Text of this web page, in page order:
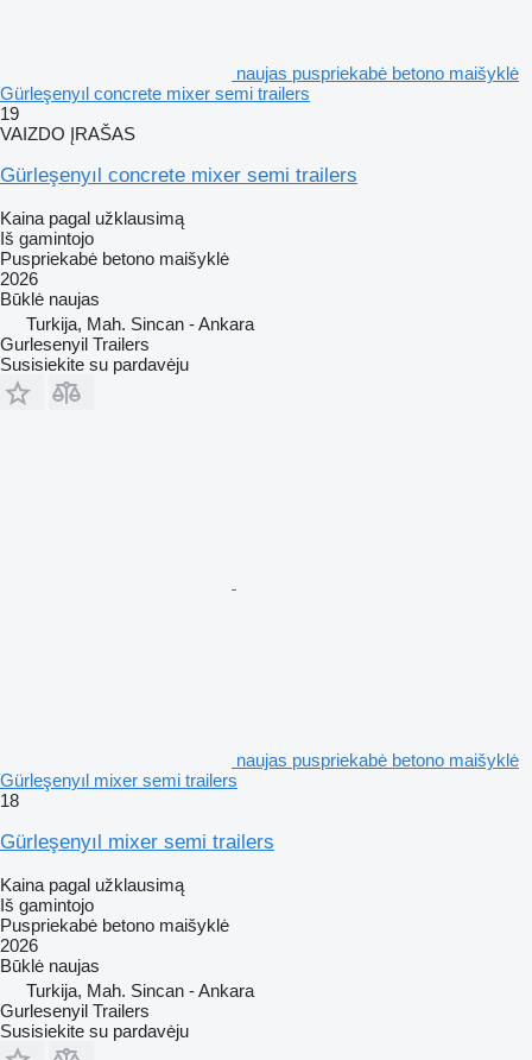
naujas puspriekabė betono maišyklė
Gürleşenyıl concrete mixer semi trailers
19
VAIZDO ĮRAŠAS
Gürleşenyıl concrete mixer semi trailers
Kaina pagal užklausimą
Iš gamintojo
Puspriekabė betono maišyklė
2026
Būklė naujas
Turkija, Mah. Sincan - Ankara
Gurlesenyil Trailers
Susisiekite su pardavėju
naujas puspriekabė betono maišyklė
Gürleşenyıl mixer semi trailers
18
Gürleşenyıl mixer semi trailers
Kaina pagal užklausimą
Iš gamintojo
Puspriekabė betono maišyklė
2026
Būklė naujas
Turkija, Mah. Sincan - Ankara
Gurlesenyil Trailers
Susisiekite su pardavėju